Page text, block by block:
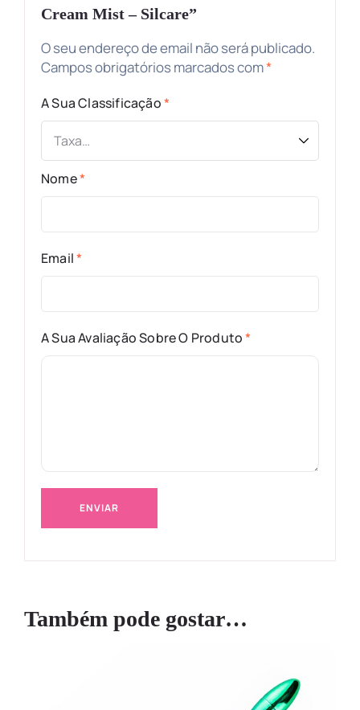
Cream Mist – Silcare”
O seu endereço de email não será publicado.
Campos obrigatórios marcados com*
A Sua Classificação*
A Sua Avaliação Sobre O Produto*
Nome*
Email*
Também pode gostar…